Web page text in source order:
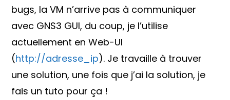
bugs, la VM n’arrive pas à communiquer
avec GNS3 GUI, du coup, je l’utilise
actuellement en Web-UI
(http://adresse_ip). Je travaille à trouver
une solution, une fois que j’ai la solution, je
fais un tuto pour ça !